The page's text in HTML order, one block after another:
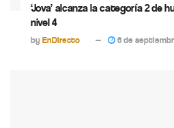
‘Jova’ alcanza la categoría 2 de
nivel 4
by EnDirecto 6 de